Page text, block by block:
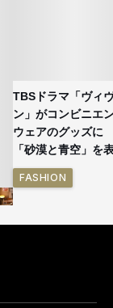
TBSドラマ「ヴィ
ン」がコンビニエ
ウェアのグッズ
「砂漠と青空」を
FASHION